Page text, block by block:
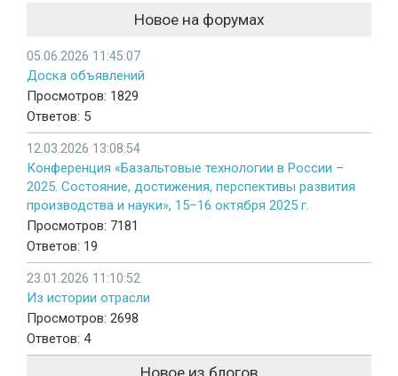
Новое на форумах
05.06.2026 11:45:07
Доска объявлений
Просмотров: 1829
Ответов: 5
12.03.2026 13:08:54
Конференция «Базальтовые технологии в России –
2025. Состояние, достижения, перспективы развития
производства и науки», 15–16 октября 2025 г.
Просмотров: 7181
Ответов: 19
23.01.2026 11:10:52
Из истории отрасли
Просмотров: 2698
Ответов: 4